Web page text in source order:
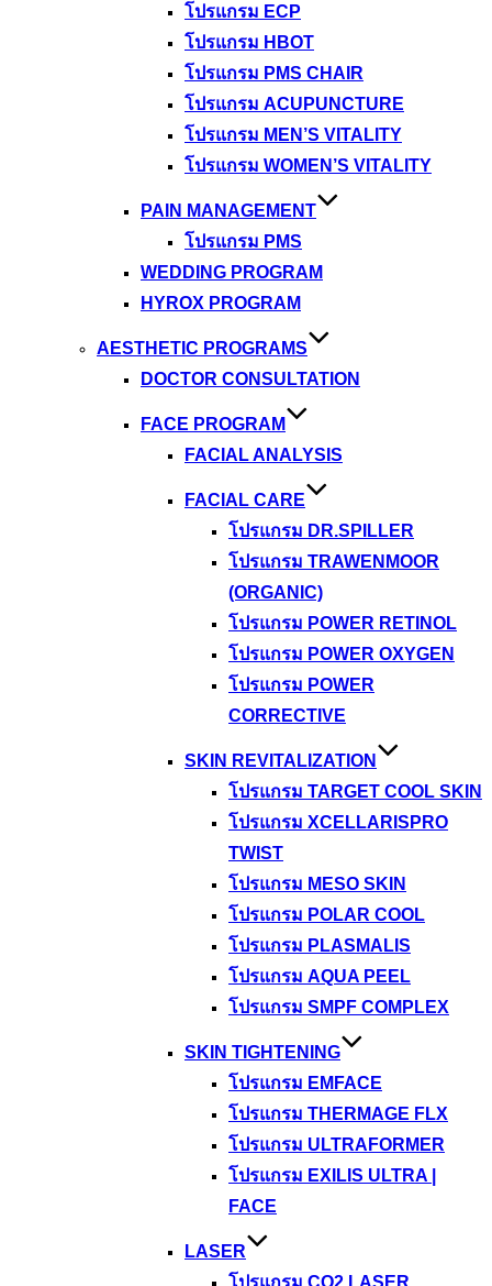
โปรแกรม ECP
โปรแกรม HBOT
โปรแกรม PMS CHAIR
โปรแกรม ACUPUNCTURE
โปรแกรม MEN’S VITALITY
โปรแกรม WOMEN’S VITALITY
PAIN MANAGEMENT
โปรแกรม PMS
WEDDING PROGRAM
HYROX PROGRAM
AESTHETIC PROGRAMS
DOCTOR CONSULTATION
FACE PROGRAM
FACIAL ANALYSIS
FACIAL CARE
โปรแกรม DR.SPILLER
โปรแกรม TRAWENMOOR
(ORGANIC)
โปรแกรม POWER RETINOL
โปรแกรม POWER OXYGEN
โปรแกรม POWER
CORRECTIVE
SKIN REVITALIZATION
โปรแกรม TARGET COOL SKIN
โปรแกรม XCELLARISPRO
TWIST
โปรแกรม MESO SKIN
โปรแกรม POLAR COOL
โปรแกรม PLASMALIS
โปรแกรม AQUA PEEL
โปรแกรม SMPF COMPLEX
SKIN TIGHTENING
โปรแกรม EMFACE
โปรแกรม THERMAGE FLX
โปรแกรม ULTRAFORMER
โปรแกรม EXILIS ULTRA |
FACE
LASER